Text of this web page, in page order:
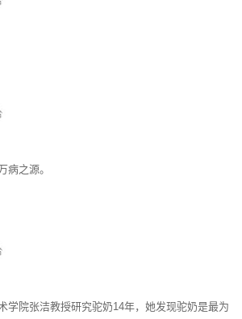
病之源。
学院张洁教授研究驼奶14年，她发现驼奶是最为